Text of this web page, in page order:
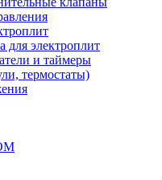
для электроплит
и таймеры
термостаты)